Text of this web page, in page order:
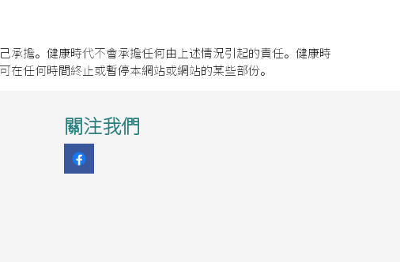
承擔。健康時代不會承擔任何由上述情況引起的責任。健康時
任何時間終止或暫停本網站或網站的某些部份。
關注我們